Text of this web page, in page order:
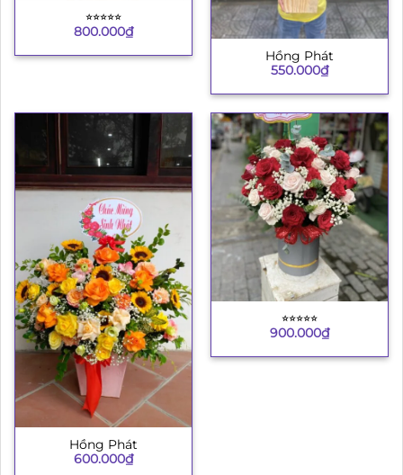
⭐︎⭐︎⭐︎⭐︎⭐︎
800.000₫
Hồng Phát
550.000₫
Hồng Phát
600.000₫
⭐︎⭐︎⭐︎⭐︎⭐︎
900.000₫